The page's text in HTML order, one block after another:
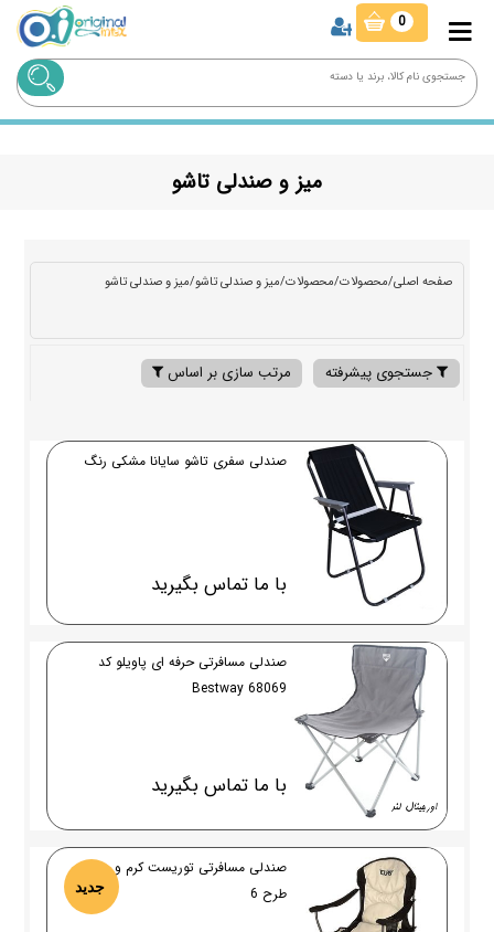
0
میز و صندلی تاشو
صفحه اصلی/محصولات/محصولات/میز و صندلی تاشو/میز و صندلی تاشو
جستجوی پیشرفته مرتب سازی بر اساس
صندلی سفری تاشو سایانا مشکی رنگ
با ما تماس بگیرید
صندلی مسافرتی حرفه ای پاویلو کد
68069 Bestway
با ما تماس بگیرید
جدید
صندلی مسافرتی توریست کرم و مشکی
طرح 6